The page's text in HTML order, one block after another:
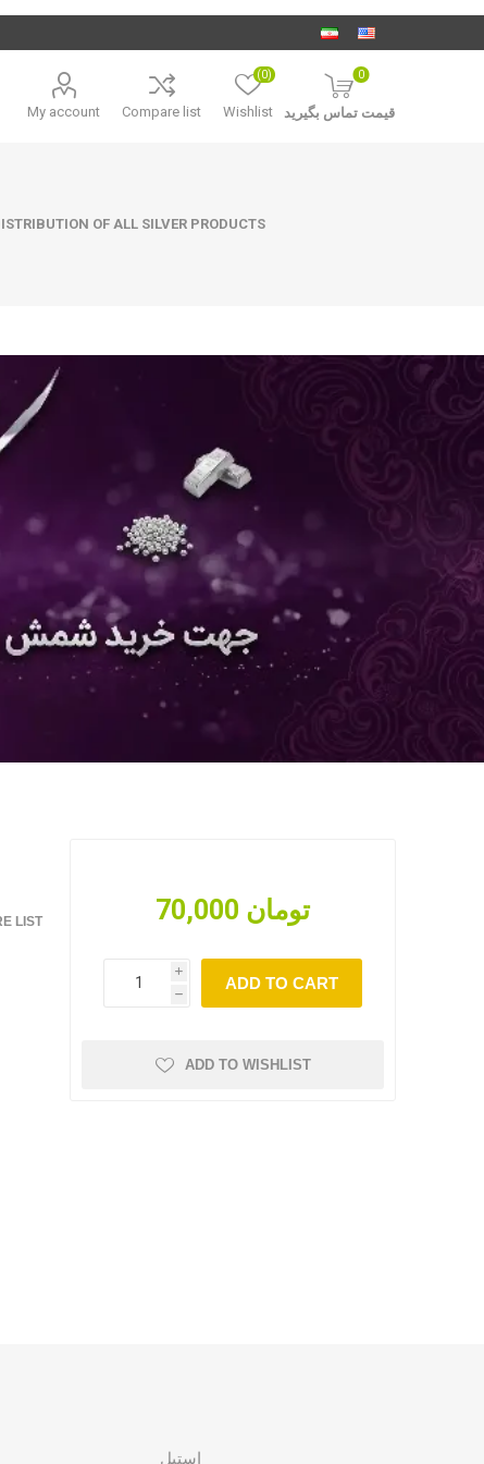
My account Compare list Wishlist
(0) 0
قیمت تماس بگیرید
OF ALL SILVER PRODUCTS
LIST 70,000 تومان
i
h
ADD TO CART
ADD TO WISHLIST
استیل